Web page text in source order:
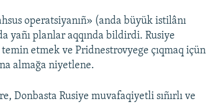
operatsiyanıñ» (anda büyük istilânı
yañı planlar aqqında bildirdi. Rusiye
etmek ve Pridnestrovyege çıqmaq içün
almağa niyetlene.
Donbasta Rusiye muvafaqiyetli sıñırlı ve